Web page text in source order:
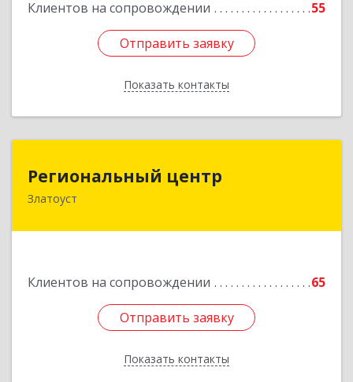
Клиентов на сопровождении 55
Отправить заявку
Показать контакты
Отправить заявку
Назад
Региональный центр
Златоуст
Клиентов на сопровождении 65
Отправить заявку
Показать контакты
Региональный центр
456227, Челябинская обл, Златоуст г, Мира пр-
Отправить заявку
Назад